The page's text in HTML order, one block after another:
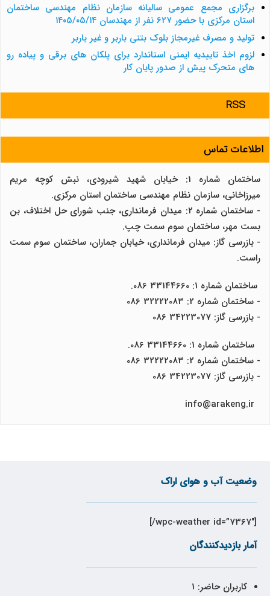
برگزاری مجمع عمومی سالیانه سازمان نظام مهندسی ساختمان
استان مرکزی با حضور ۶۲۷ نفر از مهندسان ۱۴۰۵/۰۵/۱۴
تولید و مصرف غیرمجاز بلوک بتنی باربر و غیر باربر
لزوم اخذ تاییدیه ایمنی استاندارد برای پلکان های برقی و پیاده رو
های متحرک پیش از صدور پایان کار
RSS
اطلاعات تماس
ساختمان شماره 1: خیابان شهید شیرودی، نبش کوچه مریم
میرزاخانی، سازمان نظام مهندسی ساختمان استان مرکزی.
- ساختمان شماره 2: میدان فرمانداری، جنب شورای حل اختلاف، بن
بست مهر، ساختمان سوم سمت چپ.
- بازرسی گاز: میدان فرمانداری، خیابان جماران، ساختمان سوم سمت
راست.
ساختمان شماره 1: 33144660 086.
- ساختمان شماره 2: 32222083 086
- بازرسی گاز: 34223077 086
ساختمان شماره 1: 33144660 086.
- ساختمان شماره 2: 32222083 086
- بازرسی گاز: 34223077 086
وضعیت آب و هوای اراک
[wpc-weather id=”7367″/]
آمار بازدیدکنندگان
کاربران حاضر: 1